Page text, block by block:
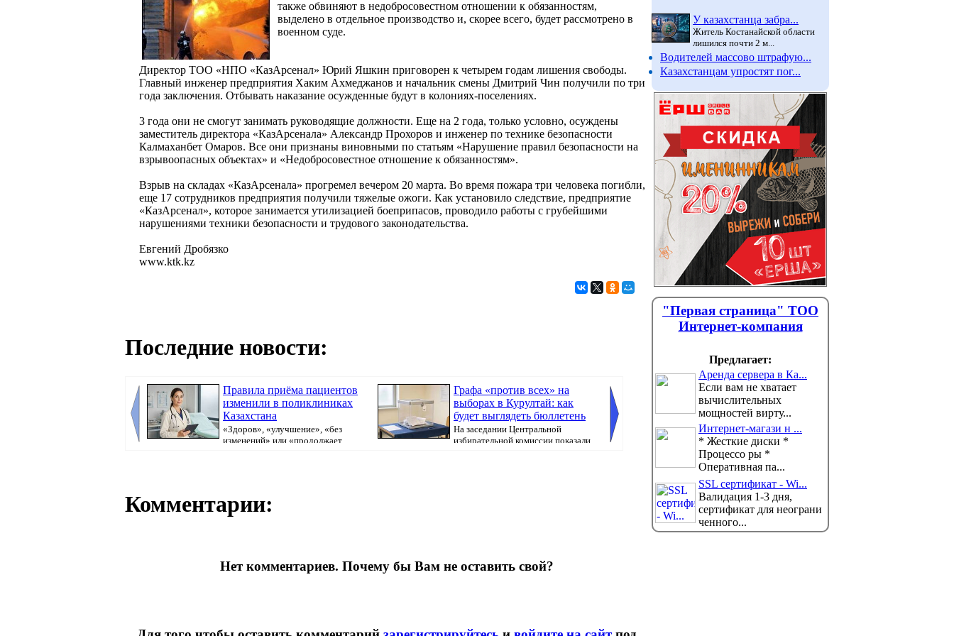
также обвиняют в недобросовестном отношении к обязанностям,
выделено в отдельное производство и, скорее всего, будет рассмотрено в
военном суде.
Директор ТОО «НПО «КазАрсенал» Юрий Яшкин приговорен к четырем годам лишения свободы.
Главный инженер предприятия Хаким Ахмеджанов и начальник смены Дмитрий Чин получили по три
года заключения. Отбывать наказание осужденные будут в колониях-поселениях.
3 года они не смогут занимать руководящие должности. Еще на 2 года, только условно, осуждены
заместитель директора «КазАрсенала» Александр Прохоров и инженер по технике безопасности
Калмаханбет Омаров. Все они признаны виновными по статьям «Нарушение правил безопасности на
взрывоопасных объектах» и «Недобросовестное отношение к обязанностям».
Взрыв на складах «КазАрсенала» прогремел вечером 20 марта. Во время пожара три человека погибли,
еще 17 сотрудников предприятия получили тяжелые ожоги. Как установило следствие, предприятие
«КазАрсенал», которое занимается утилизацией боеприпасов, проводило работы с грубейшими
нарушениями техники безопасности и трудового законодательства.
Евгений Дробязко
www.ktk.kz
Последние новости:
Правила приёма пациентов
изменили в поликлиниках
Казахстана
«Здоров», «улучшение», «без
изменений» или «продолжает
Графа «против всех» на
выборах в Курултай: как
будет выглядеть бюллетень
На заседании Центральной
избирательной комиссии показали
Сигареты подорожали в
Казахстане
В Казахстане выросли
минимальные розничные цены на
сигареты. Об этом говори...
Комментарии:
Нет комментариев. Почему бы Вам не оставить свой?
У казахстанца забра...
Житель Костанайской области
лишился почти 2 м...
Водителей массово штрафую...
Казахстанцам упростят пог...
"Первая страница" ТОО
Интернет-компания
Предлагает:
Аренда сервера в Ка...
Если вам не хватает
вычислительных
мощностей вирту...
Интернет-магази н ...
* Жесткие диски *
Процессо ры *
Оперативная па...
SSL сертификат - Wi...
Валидация 1-3 дня,
сертификат для неограни
ченного...